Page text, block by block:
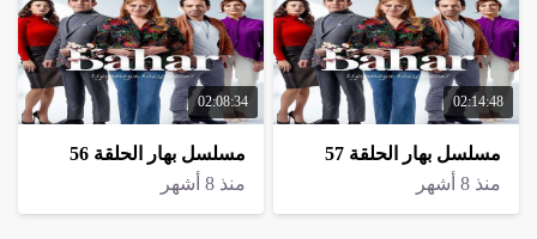
02:14:48
مسلسل بهار الحلقة 57
منذ 8 أشهر
02:08:34
مسلسل بهار الحلقة 56
منذ 8 أشهر